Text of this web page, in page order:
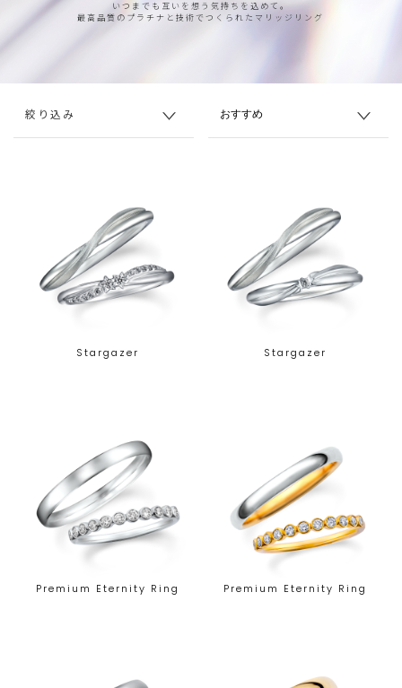
いつまでも互いを想う気持ちを込めて。
最高品質のプラチナと技術でつくられたマリッジリング
絞り込み
Stargazer Stargazer
Premium Eternity Ring Premium Eternity Ring